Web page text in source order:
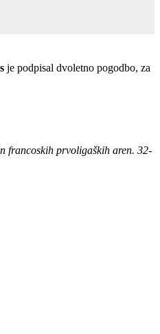
je podpisal dvoletno pogodbo, za
francoskih prvoligaških aren. 32-